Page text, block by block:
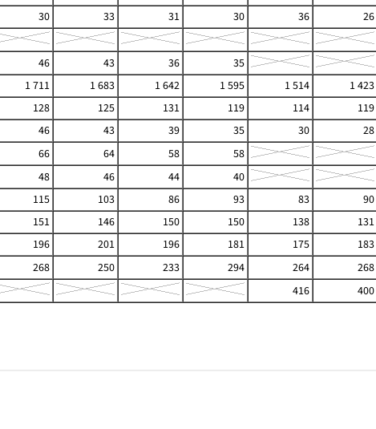
30 33 31 30 36
26
46 43 36
35
1 711 1 683 1 642 1 595 1 514
1 423
128 125 131 119 114
119
46 43 39 35 30
28
66 64 58
58
48 46 44
40
115 103 86 93 83
90
151 146 150 150 138
131
196 201 196 181 175
183
268 250 233 294 264
268
416 400